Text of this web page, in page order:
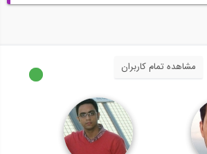
مشاهده تمام کاربران